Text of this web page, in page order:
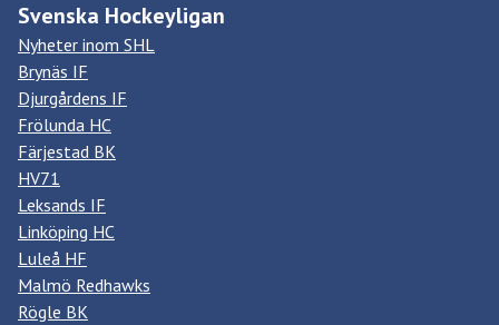
Svenska Hockeyligan
Nyheter inom SHL
Brynäs IF
Djurgårdens IF
Frölunda HC
Färjestad BK
HV71
Leksands IF
Linköping HC
Luleå HF
Malmö Redhawks
Rögle BK